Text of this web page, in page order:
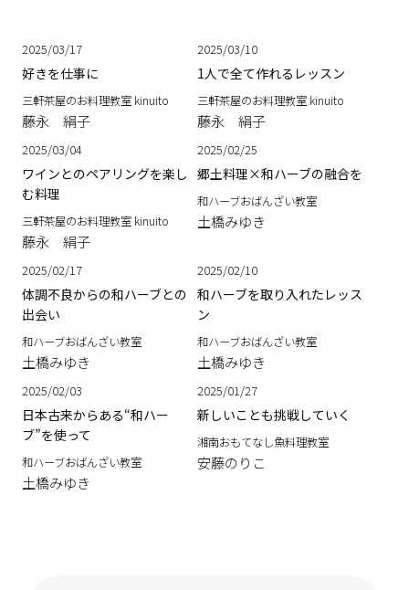
2025/03/17
好きを仕事に
三軒茶屋のお料理教室 kinuito
藤永 絹子
2025/03/10
1人で全て作れるレッスン
三軒茶屋のお料理教室 kinuito
藤永 絹子
2025/03/04
ワインとのペアリングを楽し
む料理
三軒茶屋のお料理教室 kinuito
藤永 絹子
2025/02/25
郷土料理×和ハーブの融合を
和ハーブおばんざい教室
土橋みゆき
2025/02/17
体調不良からの和ハーブとの
出会い
和ハーブおばんざい教室
土橋みゆき
2025/02/10
和ハーブを取り入れたレッス
ン
和ハーブおばんざい教室
土橋みゆき
2025/02/03
日本古来からある“和ハー
ブ”を使って
和ハーブおばんざい教室
土橋みゆき
2025/01/27
新しいことも挑戦していく
湘南おもてなし魚料理教室
安藤のりこ